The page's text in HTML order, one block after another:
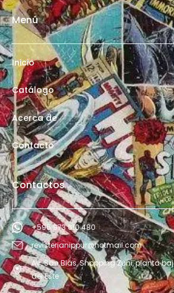
Menú
Inicio
Catálogo
Acerca de
Contacto
Contactos
+595 973 610 480
revisterianippur@hotmail.com
Av. San Blás, Shopping Zuni, planta
del Este